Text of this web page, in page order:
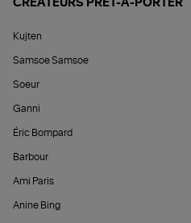
CRÉATEURS PRÊT-À-PORTER
Kujten
Samsoe Samsoe
Soeur
Ganni
Éric Bompard
Barbour
Ami Paris
Anine Bing